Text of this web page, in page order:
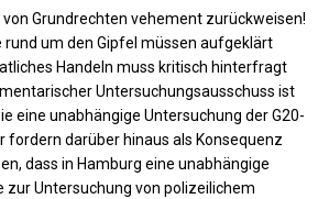
von Grundrechten vehement zurückweisen!
rund um den Gipfel müssen aufgeklärt
Handeln muss kritisch hinterfragt
Untersuchungsausschuss ist
eine unab­hän­gi­ge Untersuchung der G20-
fordern darüber hinaus als Konsequenz
dass in Hamburg eine unabhängige
zur Untersuchung von polizeilichem